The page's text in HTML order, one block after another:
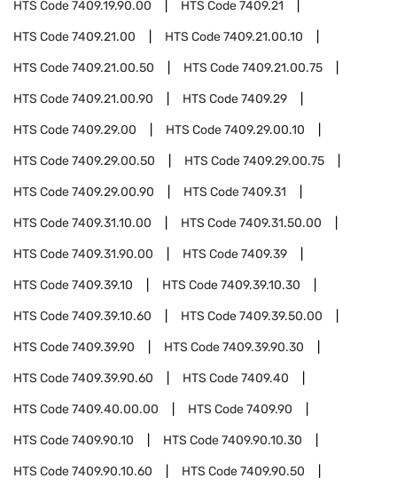
HTS Code7409.19.90.00 HTS Code7409.21
HTS Code7409.21.00 HTS Code7409.21.00.10
HTS Code7409.21.00.50 HTS Code7409.21.00.75
HTS Code7409.21.00.90 HTS Code7409.29
HTS Code7409.29.00 HTS Code7409.29.00.10
HTS Code7409.29.00.50 HTS Code7409.29.00.75
HTS Code7409.29.00.90 HTS Code7409.31
HTS Code7409.31.10.00 HTS Code7409.31.50.00
HTS Code7409.31.90.00 HTS Code7409.39
HTS Code7409.39.10 HTS Code7409.39.10.30
HTS Code7409.39.10.60 HTS Code7409.39.50.00
HTS Code7409.39.90 HTS Code7409.39.90.30
HTS Code7409.39.90.60 HTS Code7409.40
HTS Code7409.40.00.00 HTS Code7409.90
HTS Code7409.90.10 HTS Code7409.90.10.30
HTS Code7409.90.10.60 HTS Code7409.90.50